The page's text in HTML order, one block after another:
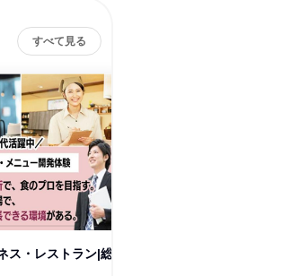
すべて見る
ス・レストラン|総